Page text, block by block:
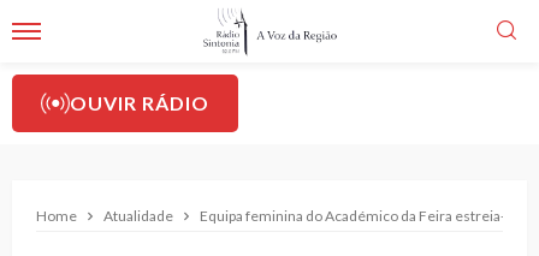
OUVIR RÁDIO
Home Atualidade Equipa feminina do Académico da Feira estreia-se